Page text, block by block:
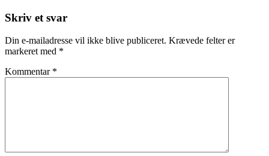
Læserinteraktioner
Skriv et svar
Din e-mailadresse vil ikke blive publiceret. Krævede felter er
markeret med *
Kommentar *